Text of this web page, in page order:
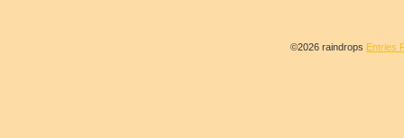
©2026 raindrops Entries